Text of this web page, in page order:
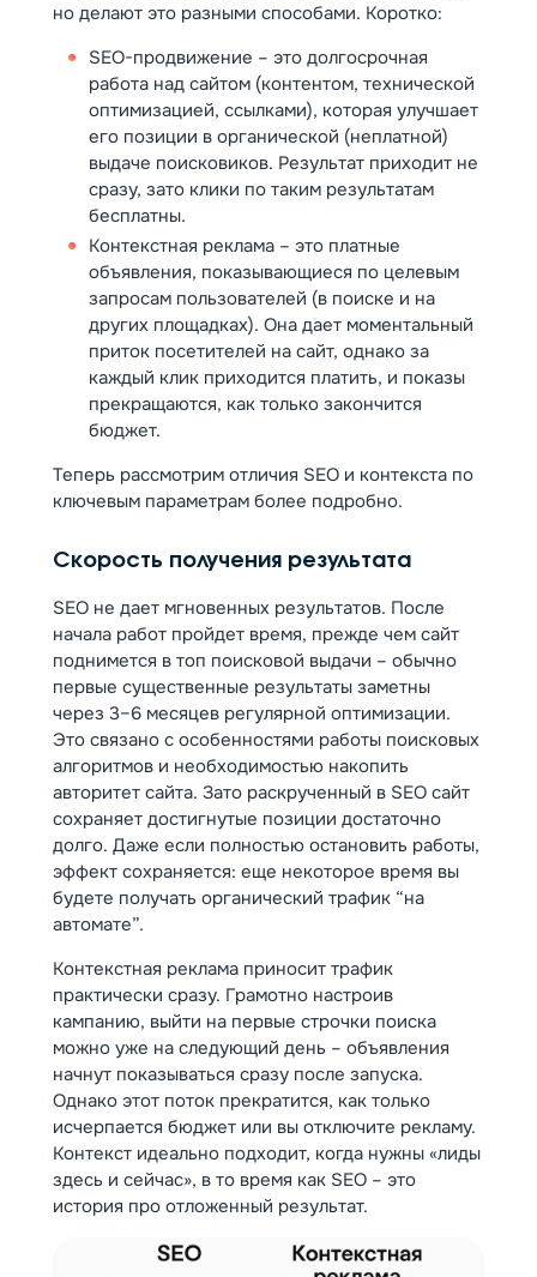
но делают это разными способами. Коротко:
SEO-продвижение – это долгосрочная
работа над сайтом (контентом, технической
оптимизацией, ссылками), которая улучшает
его позиции в органической (неплатной)
выдаче поисковиков. Результат приходит не
сразу, зато клики по таким результатам
бесплатны.
Контекстная реклама – это платные
объявления, показывающиеся по целевым
запросам пользователей (в поиске и на
других площадках). Она дает моментальный
приток посетителей на сайт, однако за
каждый клик приходится платить, и показы
прекращаются, как только закончится
бюджет.
Теперь рассмотрим отличия SEO и контекста по
ключевым параметрам более подробно.
Скорость получения результата
SEO не дает мгновенных результатов. После
начала работ пройдет время, прежде чем сайт
поднимется в топ поисковой выдачи – обычно
первые существенные результаты заметны
через 3–6 месяцев регулярной оптимизации.
Это связано с особенностями работы поисковых
алгоритмов и необходимостью накопить
авторитет сайта. Зато раскрученный в SEO сайт
сохраняет достигнутые позиции достаточно
долго. Даже если полностью остановить работы,
эффект сохраняется: еще некоторое время вы
будете получать органический трафик “на
автомате”.
Контекстная реклама приносит трафик
практически сразу. Грамотно настроив
кампанию, выйти на первые строчки поиска
можно уже на следующий день – объявления
начнут показываться сразу после запуска.
Однако этот поток прекратится, как только
исчерпается бюджет или вы отключите рекламу.
Контекст идеально подходит, когда нужны «лиды
здесь и сейчас», в то время как SEO – это
история про отложенный результат.